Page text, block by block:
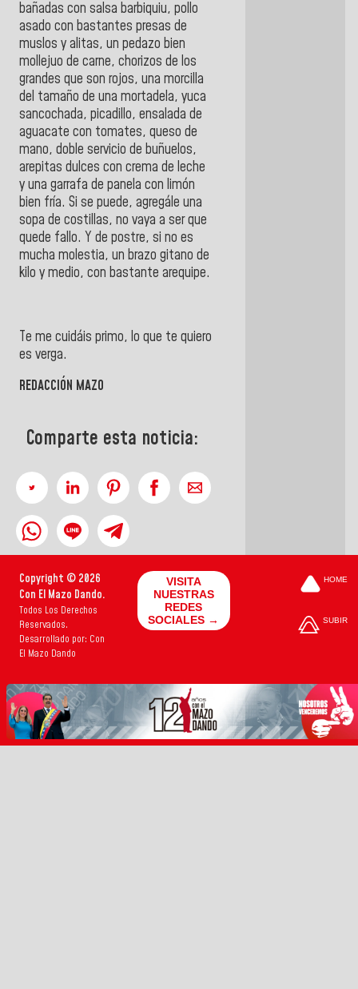
bañadas con salsa barbiquiu, pollo
asado con bastantes presas de
muslos y alitas, un pedazo bien
mollejuo de carne, chorizos de los
grandes que son rojos, una morcilla
del tamaño de una mortadela, yuca
sancochada, picadillo, ensalada de
aguacate con tomates, queso de
mano, doble servicio de buñuelos,
arepitas dulces con crema de leche
y una garrafa de panela con limón
bien fría. Si se puede, agregále una
sopa de costillas, no vaya a ser que
quede fallo. Y de postre, si no es
mucha molestia, un brazo gitano de
kilo y medio, con bastante arequipe.
Te me cuidáis primo, lo que te quiero
es verga.
REDACCIÓN MAZO
Comparte esta noticia:
Copyright © 2026
Con El Mazo Dando.
Todos Los Derechos
Reservados.
Desarrollado por: Con
El Mazo Dando
VISITA
NUESTRAS
REDES
SOCIALES →
HOME
SUBIR